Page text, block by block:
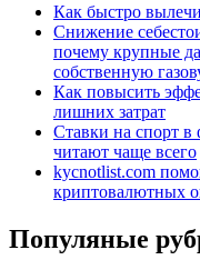
Как быстро
Снижение
почему крупные
собственную
Как повысить
лишних затрат
Ставки на спорт в
читают чаще всего
kycnotlist.com
криптовалютных
Популяные